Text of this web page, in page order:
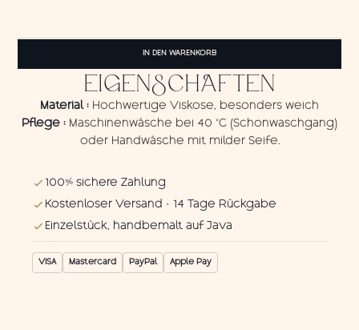
Fish
1
Menge
IN DEN WARENKORB
EIGENSCHAFTEN
Material : Hochwertige Viskose, besonders weich
Pflege : Maschinenwäsche bei 40 °C (Schonwaschgang)
oder Handwäsche mit milder Seife.
100% sichere Zahlung
Kostenloser Versand · 14 Tage Rückgabe
Einzelstück, handbemalt auf Java
VISA Mastercard PayPal Apple Pay